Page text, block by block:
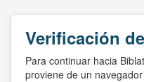
Verificación
Para continuar hacia
proviene de un